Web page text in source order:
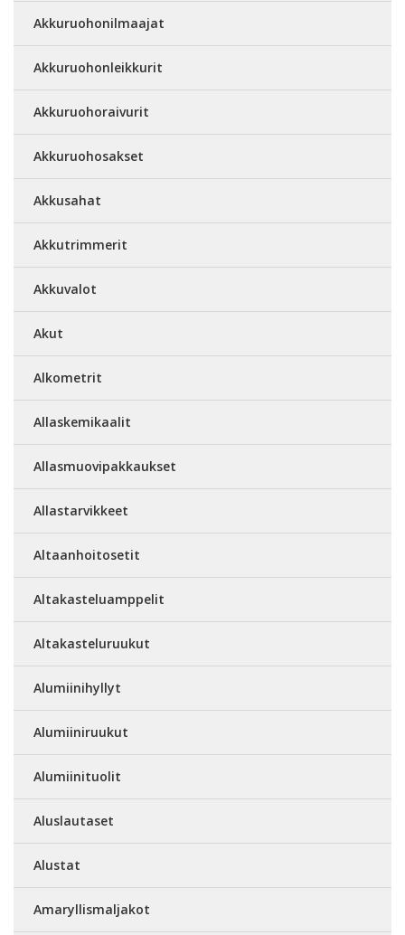
Akkuruohonilmaajat
Akkuruohonleikkurit
Akkuruohoraivurit
Akkuruohosakset
Akkusahat
Akkutrimmerit
Akkuvalot
Akut
Alkometrit
Allaskemikaalit
Allasmuovipakkaukset
Allastarvikkeet
Altaanhoitosetit
Altakasteluamppelit
Altakasteluruukut
Alumiinihyllyt
Alumiiniruukut
Alumiinituolit
Aluslautaset
Alustat
Amaryllismaljakot